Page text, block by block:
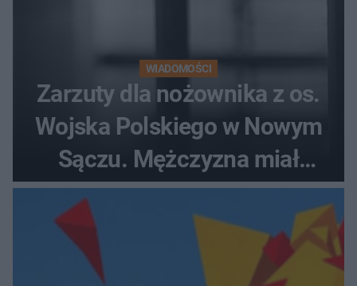
WIADOMOŚCI
Zarzuty dla nożownika z os.
Wojska Polskiego w Nowym
Sączu. Mężczyzna miał
wczesniej problemy z
prawem